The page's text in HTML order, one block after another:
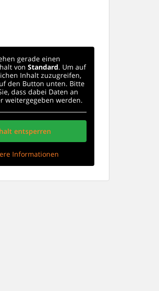
gerade einen
von Standard. Um auf
Inhalt zuzugreifen,
den Button unten. Bitte
dass dabei Daten an
weitergegeben werden.
entsperren
Informationen